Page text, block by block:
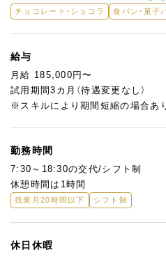
皆と楽しくわきあいあいあとした
入社後は、能力・経験に応じてお
す。
チョコレート・ショコラ 食パン・菓子
給与
月給 185,000円〜
試用期間3カ月（待遇変更なし）
※スキルにより期間短縮の場合あ
勤務時間
7:30～18:30の交代/シフト制
休憩時間は1時間
残業月20時間以下 シフト制
休日休暇